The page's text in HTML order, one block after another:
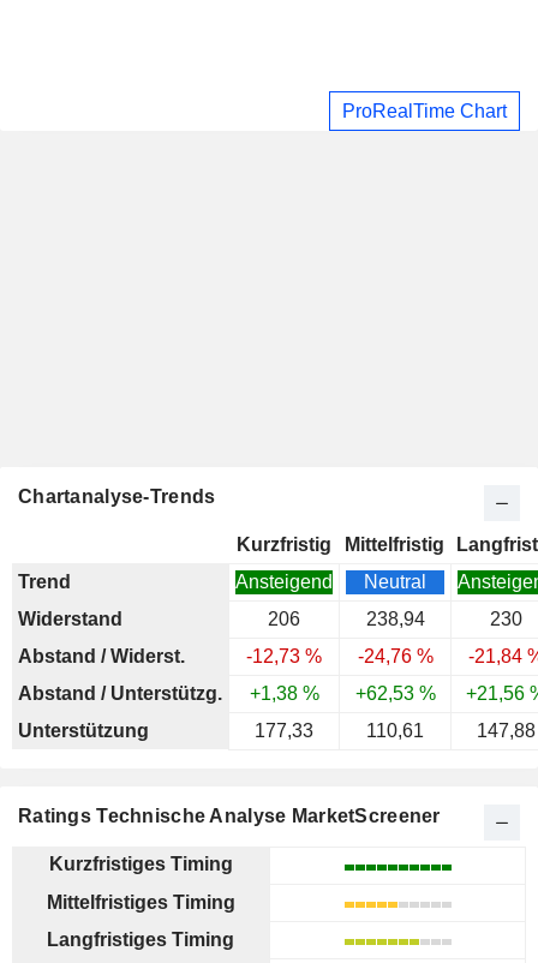
ProRealTime Chart
Chartanalyse-Trends
Kurzfristig Mittelfristig
Trend
Ansteigend Neutral
Widerstand
206 238,94
230
Abstand / Widerst.
-12,73 % -24,76 %
-21,84
Abstand / Unterstützg.
+1,38 % +62,53 %
+21,56
Unterstützung
177,33 110,61 147,88
Ratings Technische Analyse MarketScreener
Kurzfristiges Timing
Mittelfristiges Timing
Langfristiges Timing